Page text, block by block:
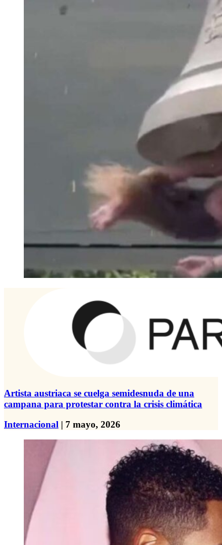
Artista austriaca se cuelga semidesnuda de una
campana para protestar contra la crisis climática
Internacional | 7 mayo, 2026